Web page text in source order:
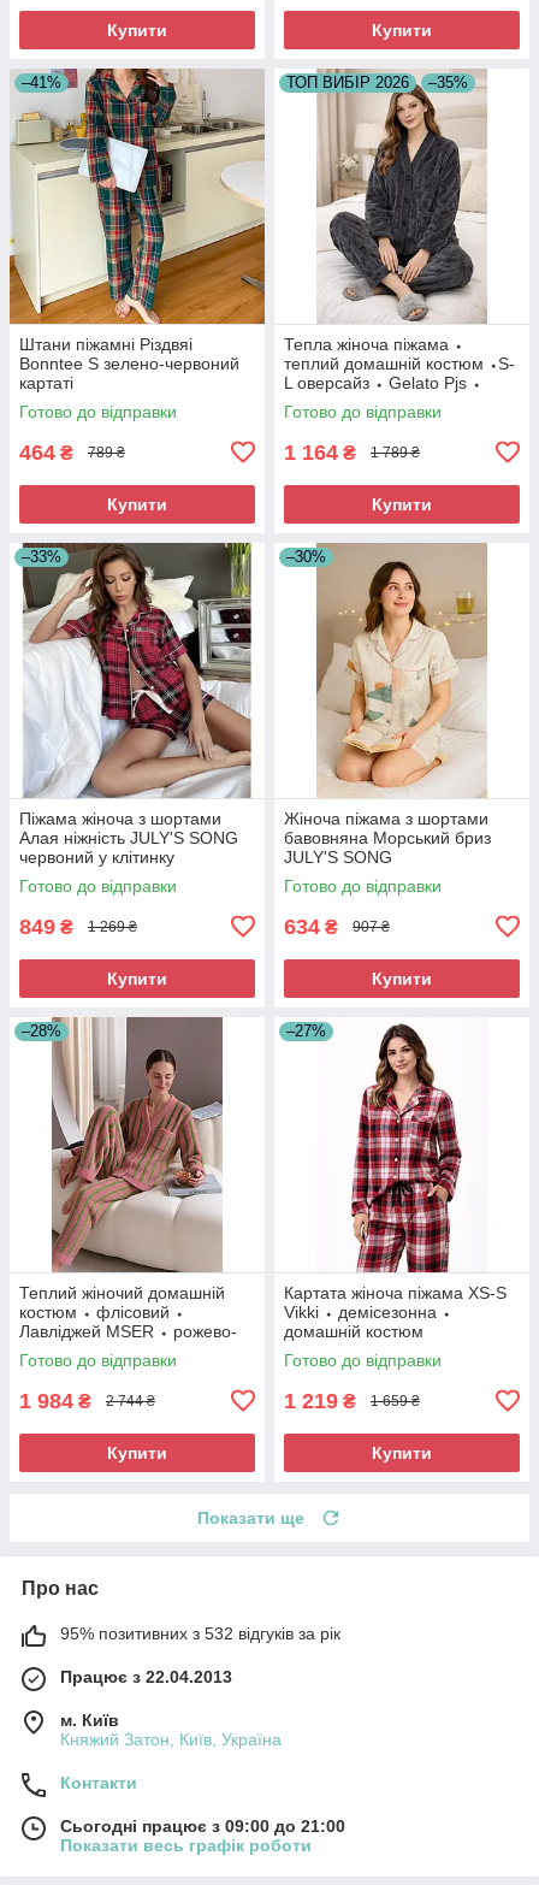
Купити Купити
–41%
Штани піжамні Різдвяі
Bonntee S зелено-червоний
картаті
Готово до відправки
464 ₴ 789 ₴
Купити
ТОП ВИБІР 2026 –35%
Тепла жіноча піжама ⬩
теплий домашній костюм ⬩S-
L оверсайз ⬩ Gelato Pjs ⬩
темно-сіра
Готово до відправки
1 164 ₴ 1 789 ₴
Купити
–33%
Піжама жіноча з шортами
Алая ніжність JULY'S SONG
червоний у клітинку
Готово до відправки
849 ₴ 1 269 ₴
Купити
–30%
Жіноча піжама з шортами
бавовняна Морський бриз
JULY'S SONG
Готово до відправки
634 ₴ 907 ₴
Купити
–28%
Теплий жіночий домашній
костюм ⬩ флісовий ⬩
Лавліджей MSER ⬩ рожево-
зелений
Готово до відправки
1 984 ₴ 2 744 ₴
Купити
–27%
Картата жіноча піжама XS-S
Vikki ⬩ демісезонна ⬩
домашній костюм
Готово до відправки
1 219 ₴ 1 659 ₴
Купити
Показати ще
Про нас
95% позитивних з 532 відгуків за рік
Працює з 22.04.2013
м. Київ
Княжий Затон, Київ, Україна
Контакти
Сьогодні працює з 09:00 до 21:00
Показати весь графік роботи